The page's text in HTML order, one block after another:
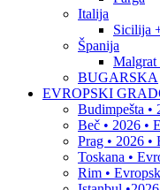
Italija
Sicilija
Španija
Malgrat
BUGARSKA
EVROPSKI
Budimpešta •
Beč • 2026 •
Prag • 2026
Toskana •
Rim •